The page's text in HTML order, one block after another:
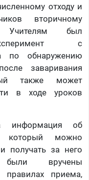
отходу и
вторичному
Учителям был
с
по обнаружению
заваривания
также может
в ходе уроков
информация об
который можно
получать за него
были вручены
приема,